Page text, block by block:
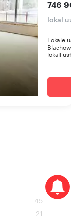
746
lokal
Lokale
lokali
45
21